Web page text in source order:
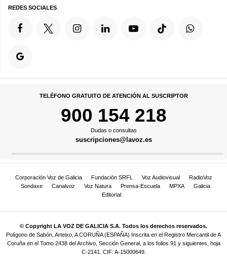
REDES SOCIALES
TELÉFONO GRATUITO DE ATENCIÓN AL SUSCRIPTOR
900 154 218
Dudas o consultas
suscripciones@lavoz.es
Corporación Voz de Galicia Fundación SRFL Voz Audiovisual
RadioVoz
Sondaxe
Canalvoz Voz Natura Prensa-Escuela MPXA
Galicia
Editorial
© Copyright LA VOZ DE GALICIA S.A. Todos los derechos reservados.
Polígono de Sabón, Arteixo, A CORUÑA (ESPAÑA) Inscrita en el Registro Mercantil de A
Coruña en el Tomo 2438 del Archivo, Sección General, a los folios 91 y siguientes, hoja
C-2141. CIF: A-15000649.